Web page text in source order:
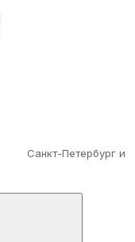
Санкт-Петербург и